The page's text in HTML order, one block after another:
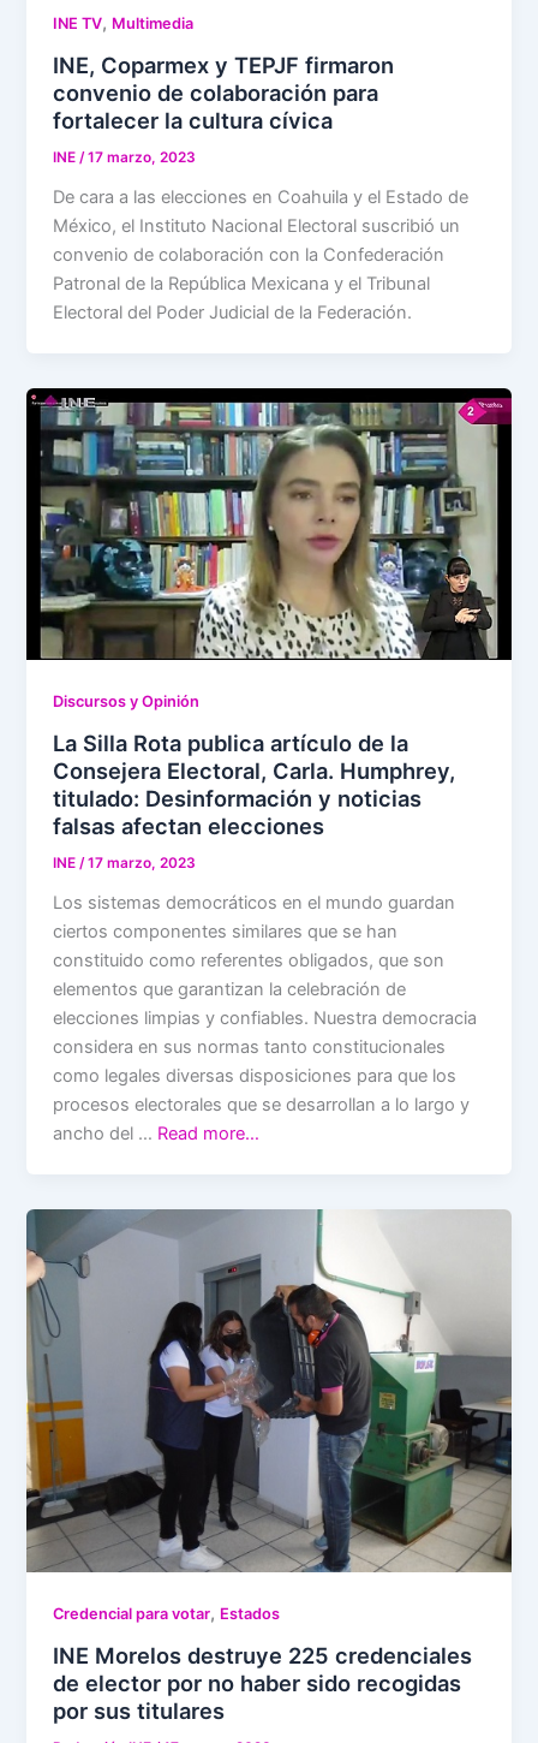
INE TV, Multimedia
INE, Coparmex y TEPJF firmaron
convenio de colaboración para
fortalecer la cultura cívica
INE/17 marzo, 2023
De cara a las elecciones en Coahuila y el Estado de
México, el Instituto Nacional Electoral suscribió un
convenio de colaboración con la Confederación
Patronal de la República Mexicana y el Tribunal
Electoral del Poder Judicial de la Federación.
Discursos y Opinión
La Silla Rota publica artículo de la
Consejera Electoral, Carla. Humphrey,
titulado: Desinformación y noticias
falsas afectan elecciones
INE/17 marzo, 2023
Los sistemas democráticos en el mundo guardan
ciertos componentes similares que se han
constituido como referentes obligados, que son
elementos que garantizan la celebración de
elecciones limpias y confiables. Nuestra democracia
considera en sus normas tanto constitucionales
como legales diversas disposiciones para que los
procesos electorales que se desarrollan a lo largo y
ancho del … Read more…
Credencial para votar, Estados
INE Morelos destruye 225 credenciales
de elector por no haber sido recogidas
por sus titulares